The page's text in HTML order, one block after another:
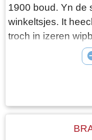
1900 boud. Yn de
winkeltsjes. It
troch in izeren
rûn in rinpaad